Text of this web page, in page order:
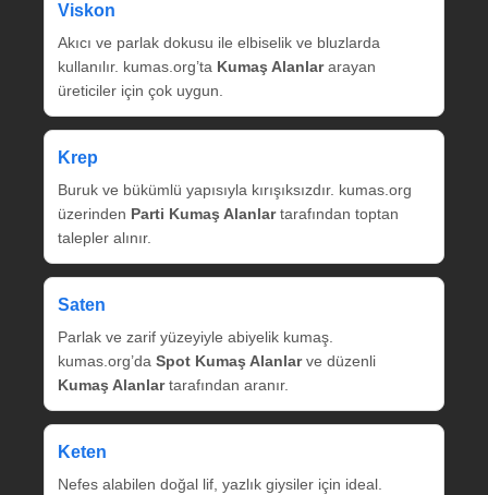
Viskon
Akıcı ve parlak dokusu ile elbiselik ve bluzlarda
kullanılır. kumas.org’ta Kumaş Alanlararayan
üreticiler için çok uygun.
Krep
Buruk ve bükümlü yapısıyla kırışıksızdır. kumas.org
üzerinden Parti Kumaş Alanlartarafından toptan
talepler alınır.
Saten
Parlak ve zarif yüzeyiyle abiyelik kumaş.
kumas.org’da Spot Kumaş Alanlarve düzenli
Kumaş Alanlartarafından aranır.
Keten
Nefes alabilen doğal lif, yazlık giysiler için ideal.